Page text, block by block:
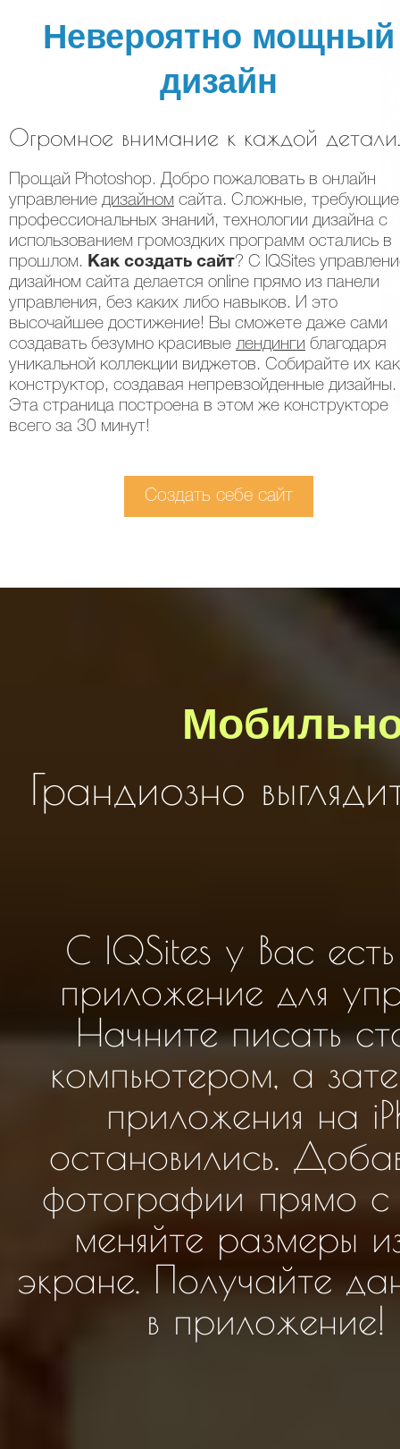
Невероятно мощный
дизайн
Огромное внимание к каждой детали.
Прощай Photoshop. Добро пожаловать в онлайн
управление дизайном сайта. Сложные, требующие
профессиональных знаний, технологии дизайна с
использованием громоздких программ остались в
прошлом. Как создать сайт? C IQSites
дизайном сайта делается online прямо из панели
управления, без каких либо навыков. И это
высочайшее достижение! Вы сможете даже сами
создавать безумно красивые лендинги благодаря
уникальной коллекции виджетов. Собирайте их как
конструктор, создавая непревзойденные дизайны.
Эта страница построена в этом же конструкторе
всего за 30 минут!
Создать себе сайт
Грандиозно
С IQSites у Вас
приложение для
Начните писать
компьютером, а
приложения на
остановились.
фотографии прямо
меняйте размеры
экране. Получайте
в приложение!